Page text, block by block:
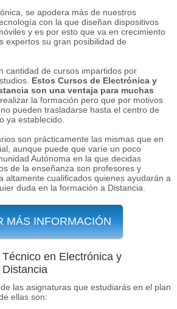
se apodera más de nuestros
con la que diseñan dispositivos
y es por esto que va en crecimiento
expertos su gran posibilidad de
cantidad de cursos impartidos por
Estos Cursos de Electrónica y
son una ventaja para muchas
la formación pero que por motivos
pueden trasladarse hasta el centro de
ya establecido.
son prácticamente las mismas que en
aunque puede que varíe un poco
Autónoma en la que decidas
de la enseñanza son profesores y
altamente cualificados quienes ayudarán a
duda en la formación a Distancia.
MÁS INFORMACIÓN
en Electrónica y
las asignaturas que estudiarás en el plan
ellas son: